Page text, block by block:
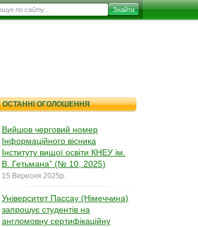
ОСТАННІ ОГОЛОШЕННЯ
Вийшов черговий номер
Інформаційного вісника
Інституту вищої освіти КНЕУ ім.
В. Гетьмана” (№ 10, 2025)
15 Вересня 2025р.
Університет Пассау (Німеччина)
запрошує студентів на
англомовну сертифікаційну